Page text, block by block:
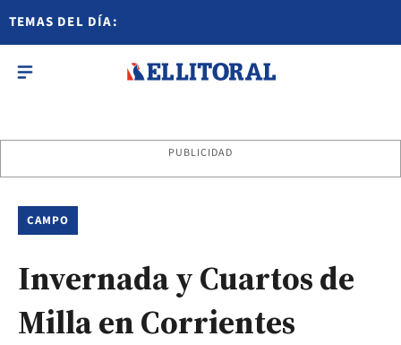
TEMAS DEL DÍA:
PUBLICIDAD
CAMPO
Invernada y Cuartos de
Milla en Corrientes